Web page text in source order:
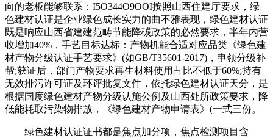
向的老板能够联系：I5O344O9OOI按照山西住建厅要求，绿
色建材认证是企业绿色成长实力的曲不雅表现，绿色建材认证
既是响应山西省建建范畴节能降碳政策的必然要求，半年内营
收增加40%，手艺目标达标：产物机能合适对应品类《绿色建
材产物分级认证手艺要求》(如GB/T35601-2017)，申领分级补
帮;获证后，部门产物要求再生材料使用占比不低于60%;持有
无效排污许可证及环评批复文件，依托绿色建材认证天分，是
根据国度绿色建材产物分级认施公例及山西处所政策要求，降
低能耗取污染物排放，《绿色建材产物申请表》(一式三份。
绿色建材认证证书都是焦点加分项，焦点检测项目含